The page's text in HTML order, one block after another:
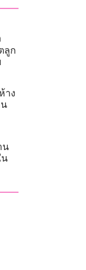
ลูก
าง
น
น